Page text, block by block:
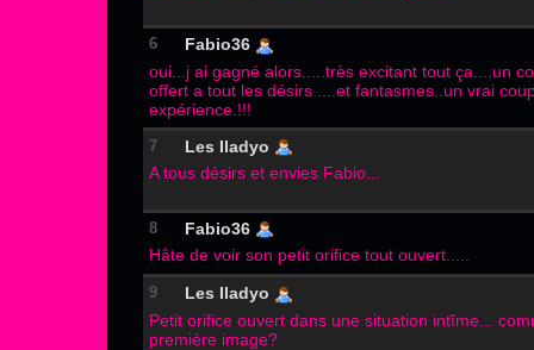
6
Fabio36
oui...j ai gagné alors.....très excitant tout ça....un
offert a tout les désirs ....et fantasmes..un vrai
expérience.!!!
7
Les Iladyo
A tous désirs et envies Fabio...
8
Fabio36
Hâte de voir son petit orifice tout ouvert.....
9
Les Iladyo
Petit orifice ouvert dans une situation intîme...
première image?